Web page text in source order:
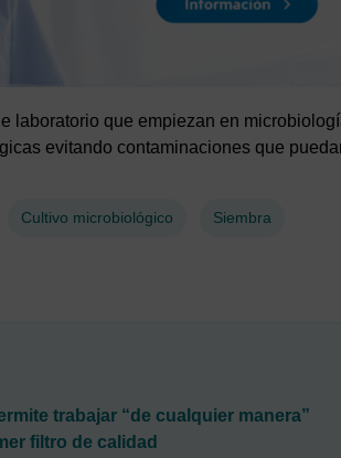
laboratorio que empiezan en
evitando contaminaciones que
Cultivo microbiológico Siembra
trabajar “de cualquier manera”
filtro de calidad